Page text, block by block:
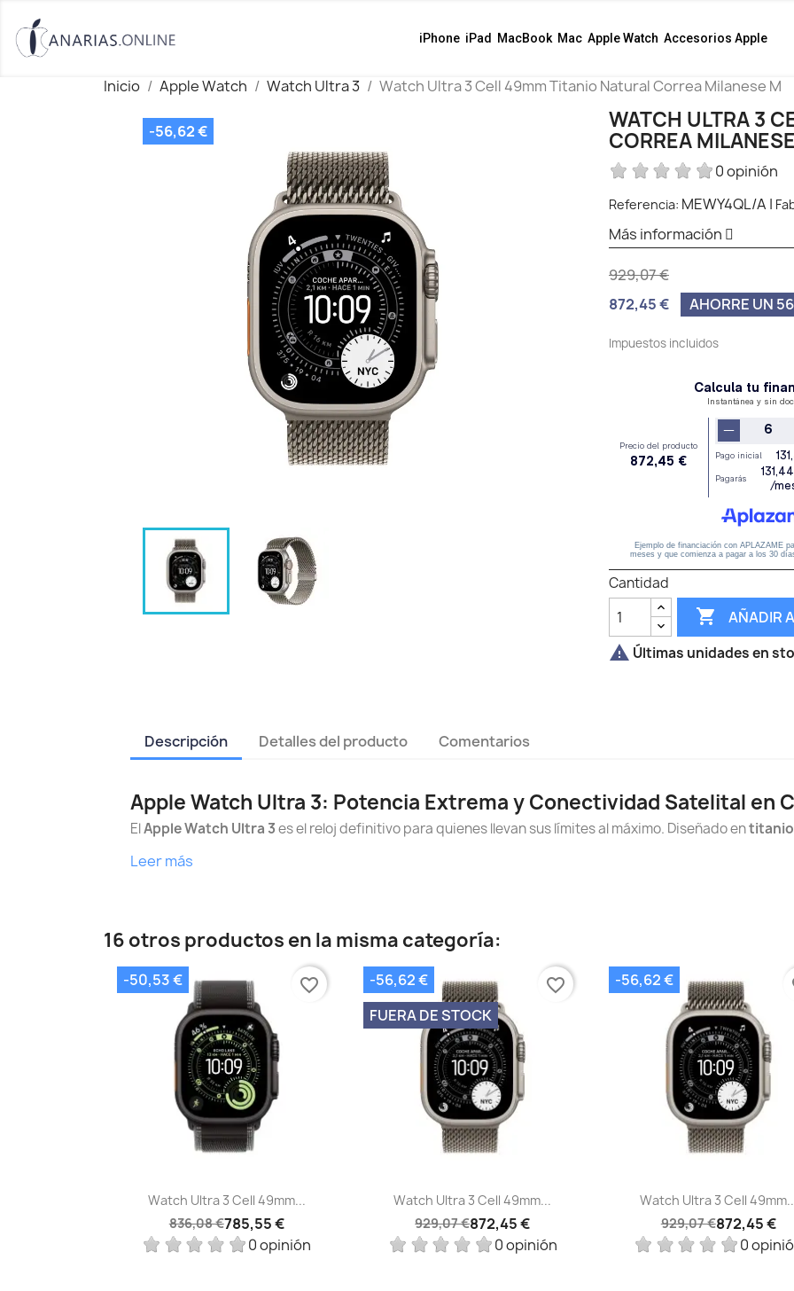
iPhone iPad MacBook Mac Apple Watch Accesorios Apple
Inicio Apple Watch Watch Ultra 3 Watch Ultra 3 Cell 49mm Titanio Natural Correa Milanese M
-56,62 €
WATCH ULTRA 3
CORREA
0 opinión
Referencia: MEWY4QL/A |
Más información
929,07 €
872,45 €
AHORRE UN
Impuestos incluidos
Cantidad
 AÑADIR
 Últimas unidades en
Descripción Detalles del producto Comentarios
Apple Watch Ultra 3: Potencia Extrema y Conectividad Satelital en
ElApple Watch Ultra 3es el reloj definitivo para quienes llevan sus límites al máximo. Diseñado en
Leer más
16 otros productos en la misma categoría:
 Vista rápida
Watch Ultra 3 Cell 49mm...
836,08 €785,55 €
0 opinión
-50,53 € favorite_border
 Vista rápida
Watch Ultra 3 Cell 49mm...
929,07 €872,45 €
0 opinión
-56,62 €
FUERA DE STOCK
favorite_border
 Vista rápida
Watch Ultra 3 Cell
929,07 €872,45 €
0
-56,62 €